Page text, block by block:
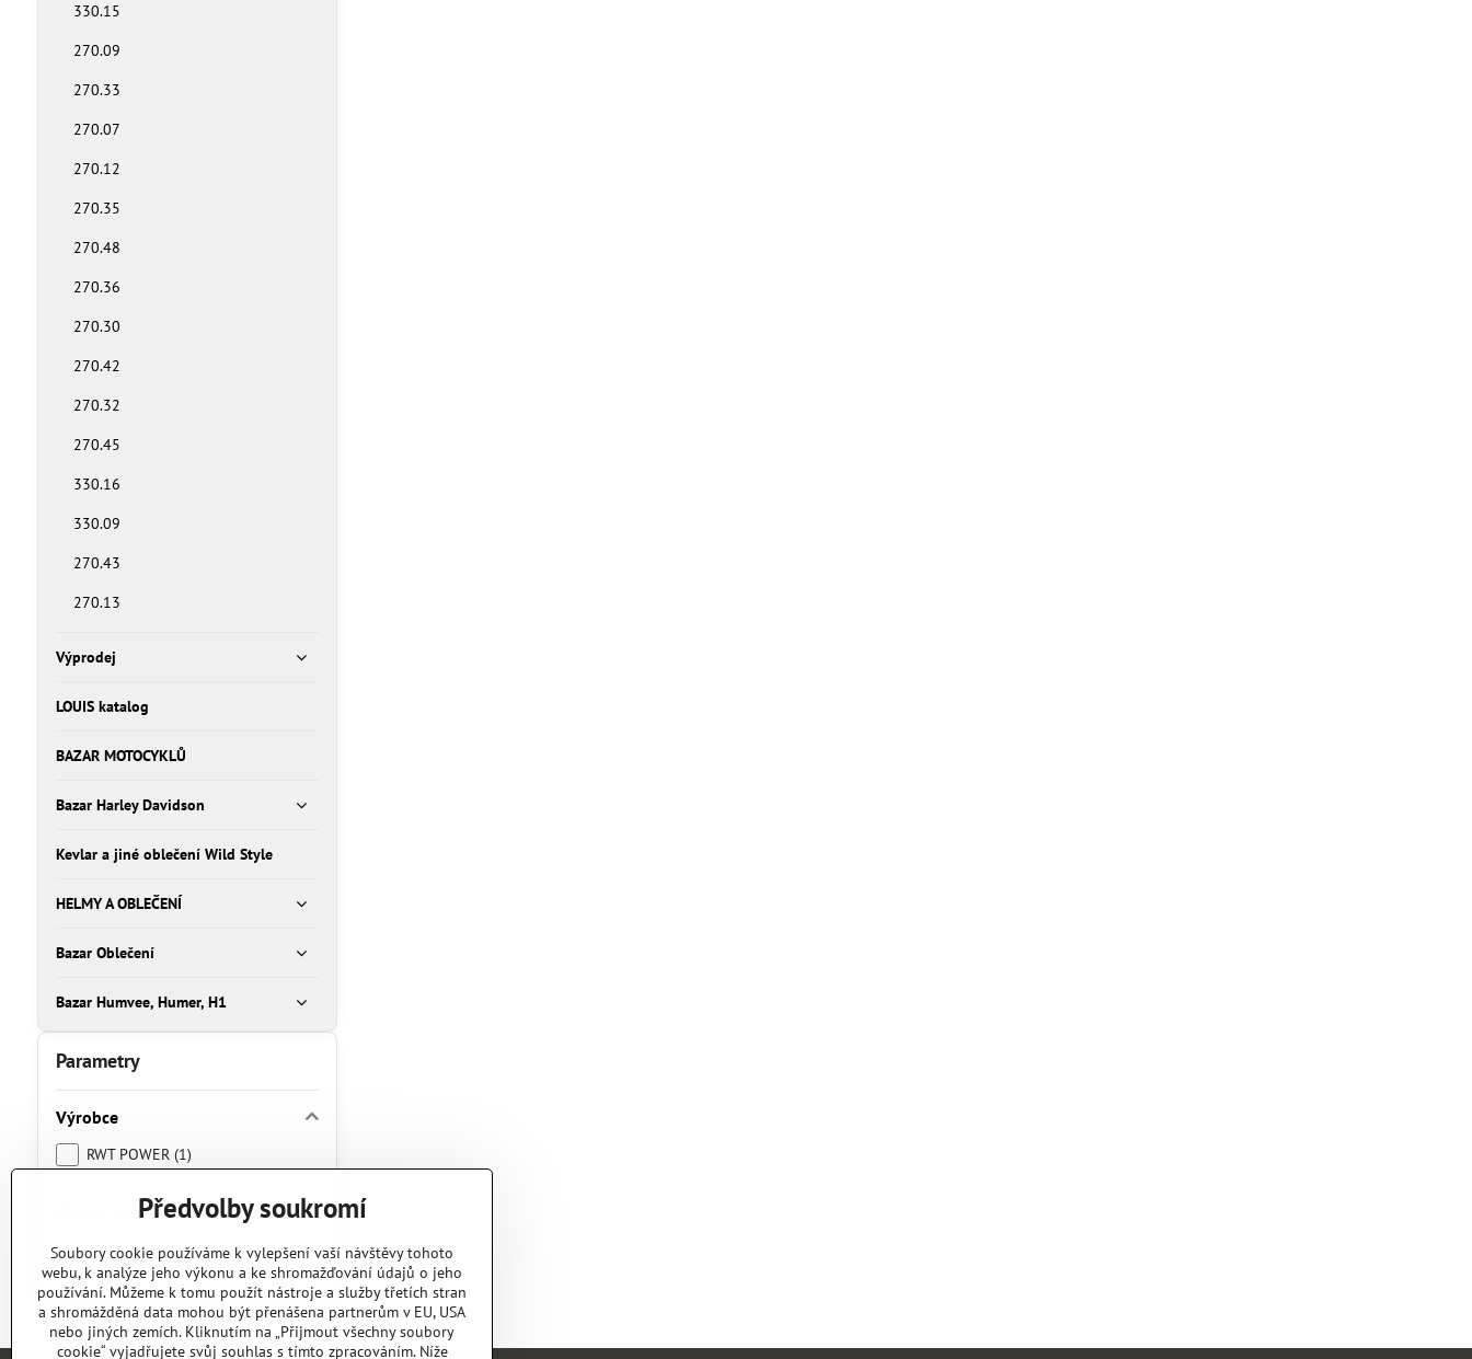
Parametry
Výrobce
RWT POWER (1)
Prohledat
výsledky
filtru
fulltextem
330.15
270.09
270.33
270.07
270.12
270.35
270.48
270.36
270.30
270.42
270.32
270.45
330.16
330.09
270.43
270.13
Výprodej
LOUIS katalog
BAZAR MOTOCYKLŮ
Bazar Harley Davidson
Kevlar a jiné oblečení Wild Style
HELMY A OBLEČENÍ
Bazar Oblečení
Bazar Humvee, Humer, H1
Předvolby soukromí
Soubory cookie používáme k vylepšení vaší návštěvy tohoto
webu, k analýze jeho výkonu a ke shromažďování údajů o jeho
používání. Můžeme k tomu použít nástroje a služby třetích stran
a shromážděná data mohou být přenášena partnerům v EU, USA
nebo jiných zemích. Kliknutím na „Přijmout všechny soubory
cookie“ vyjadřujete svůj souhlas s tímto zpracováním. Níže